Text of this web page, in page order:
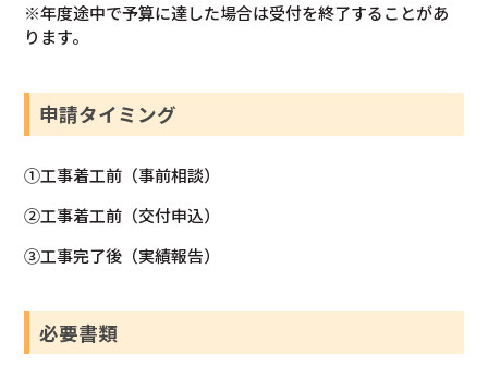
※年度途中で予算に達した場合は受付を終了することがあ
ります。
申請タイミング
①工事着工前（事前相談）
②工事着工前（交付申込）
③工事完了後（実績報告）
必要書類